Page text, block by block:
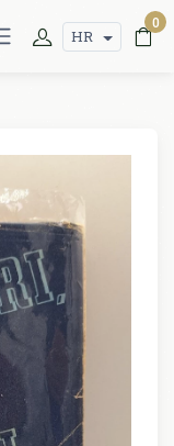
HR
0